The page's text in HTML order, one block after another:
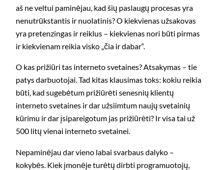
aš ne veltui paminėjau, kad šių paslaugų procesas yra
nenutrūkstantis ir nuolatinis? O kiekvienas užsakovas
yra pretenzingas ir reiklus – kiekvienas nori būti pirmas
ir kiekvienam reikia visko „čia ir dabar“.
O kas prižiūri tas interneto svetaines? Atsakymas – tie
patys darbuotojai. Tad kitas klausimas toks: kokiu reikia
būti, kad sugebėtum prižiūrėti senesnių klientų
interneto svetaines ir dar užsiimtum naujų svetainių
kūrimu ir dar įsipareigotum jas prižiūrėti? Ir visa tai už
500 litų vienai interneto svetainei.
Nepaminėjau dar vieno labai svarbaus dalyko –
kokybės. Kiek įmonėje turėtų dirbti programuotojų,